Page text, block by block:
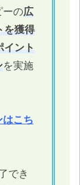
ーの広
を獲得
イント
を実施
はこち
でき